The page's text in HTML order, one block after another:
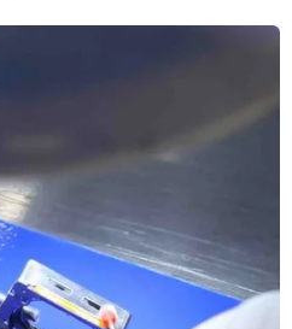
thêm
VIỆT NAM
DUẨN
THỊ TÁM, KHÚC THANH